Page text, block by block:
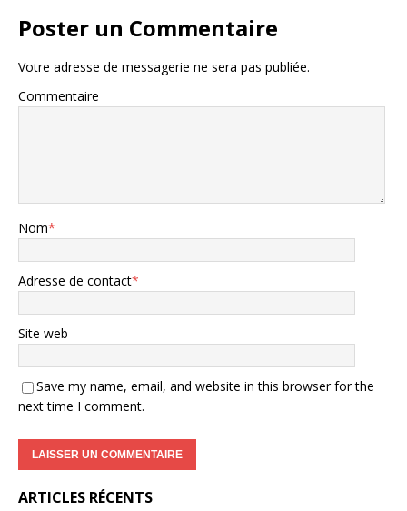
Poster un Commentaire
Votre adresse de messagerie ne sera pas publiée.
Commentaire
Nom*
Adresse de contact*
Site web
Save my name, email, and website in this browser for the
next time I comment.
ARTICLES RÉCENTS